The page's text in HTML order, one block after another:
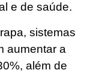
e de saúde.
sistemas
aumentar a
além de